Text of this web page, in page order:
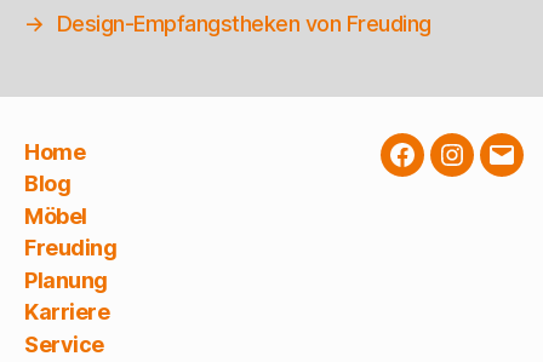
→
Design-Empfangstheken von Freuding
Home
Blog
Möbel
Freuding
Planung
Karriere
Service
FacebookE-